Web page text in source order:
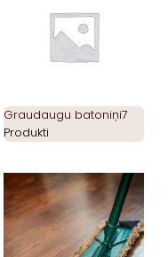
Graudaugu batoniņi7
Produkti